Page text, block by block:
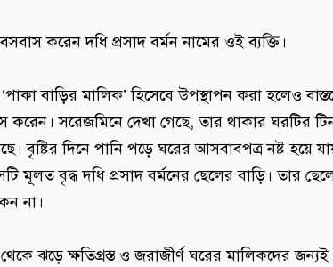
করেন দধি প্রসাদ বর্মন নামের ওই ব্যক্তি।
বাড়ির মালিক’ হিসেবে উপস্থাপন করা হলেও
করেন। সরেজমিনে দেখা গেছে, তার থাকার ঘরটির
বৃষ্টির দিনে পানি পড়ে ঘরের আসবাবপত্র নষ্ট হয়ে
মূলত বৃদ্ধ দধি প্রসাদ বর্মনের ছেলের বাড়ি। তার
না।
থেকে ঝড়ে ক্ষতিগ্রস্ত ও জরাজীর্ণ ঘরের মালিকদের